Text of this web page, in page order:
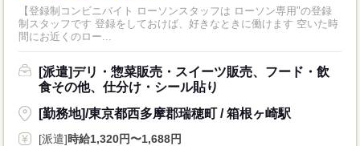
【登録制コンビニバイト ローソンスタッフは ローソン専用"の登録
制スタッフです 登録をしておけば、好きなときに働けます 空いた時
間にお近くのロー...
[派遣]デリ・惣菜販売・スイーツ販売、フード・飲
食その他、仕分け・シール貼り
[勤務地]/東京都西多摩郡瑞穂町 / 箱根ヶ崎駅
[派遣]時給1,320円〜1,688円